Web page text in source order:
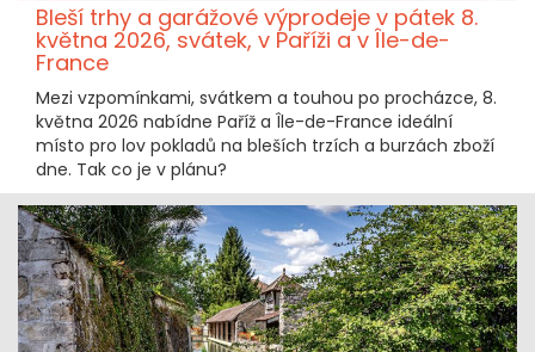
Bleší trhy a garážové výprodeje v pátek 8.
května 2026, svátek, v Paříži a v Île-de-
France
Mezi vzpomínkami, svátkem a touhou po procházce, 8.
května 2026 nabídne Paříž a Île-de-France ideální
místo pro lov pokladů na bleších trzích a burzách zboží
dne. Tak co je v plánu?